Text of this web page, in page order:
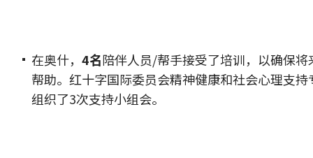
在奥什， 4名陪伴人员/帮手接受了培训，以确保
帮助。红十字国际委员会精神健康和社会心理支持
组织了3次支持小组会。